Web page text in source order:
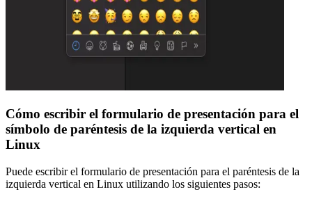
Cómo escribir el formulario de presentación para el
símbolo de paréntesis de la izquierda vertical en
Linux
Puede escribir el formulario de presentación para el paréntesis de la
izquierda vertical en Linux utilizando los siguientes pasos: